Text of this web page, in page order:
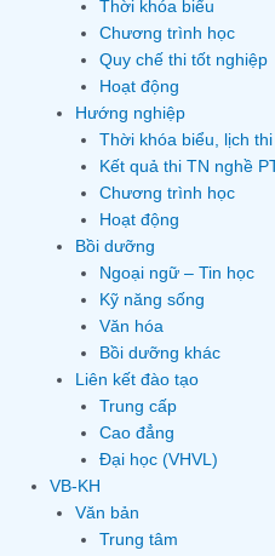
Thời khóa biểu
Chương trình học
Quy chế thi tốt nghiệp
Hoạt động
Hướng nghiệp
Thời khóa biểu, lịch thi
Kết quả thi TN nghề
Chương trình học
Hoạt động
Bồi dưỡng
Ngoại ngữ – Tin học
Kỹ năng sống
Văn hóa
Bồi dưỡng khác
Liên kết đào tạo
Trung cấp
Cao đẳng
Đại học (VHVL)
VB-KH
Văn bản
Trung tâm